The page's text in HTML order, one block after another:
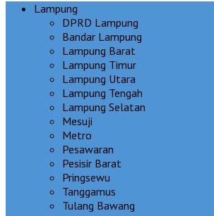
Lampung
DPRD Lampung
Bandar Lampung
Lampung Barat
Lampung Timur
Lampung Utara
Lampung Tengah
Lampung Selatan
Mesuji
Metro
Pesawaran
Pesisir Barat
Pringsewu
Tanggamus
Tulang Bawang